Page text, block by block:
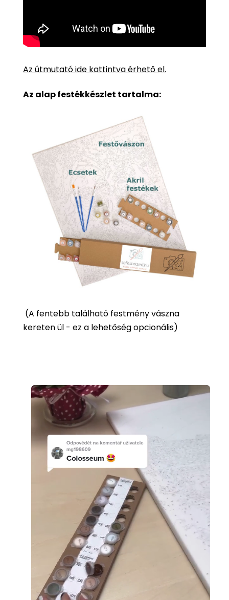
Az útmutató ide kattintva érhető el.
Az alap festékkészlet tartalma:
(A fentebb található festmény vászna
kereten ül - ez a lehetőség opcionális)